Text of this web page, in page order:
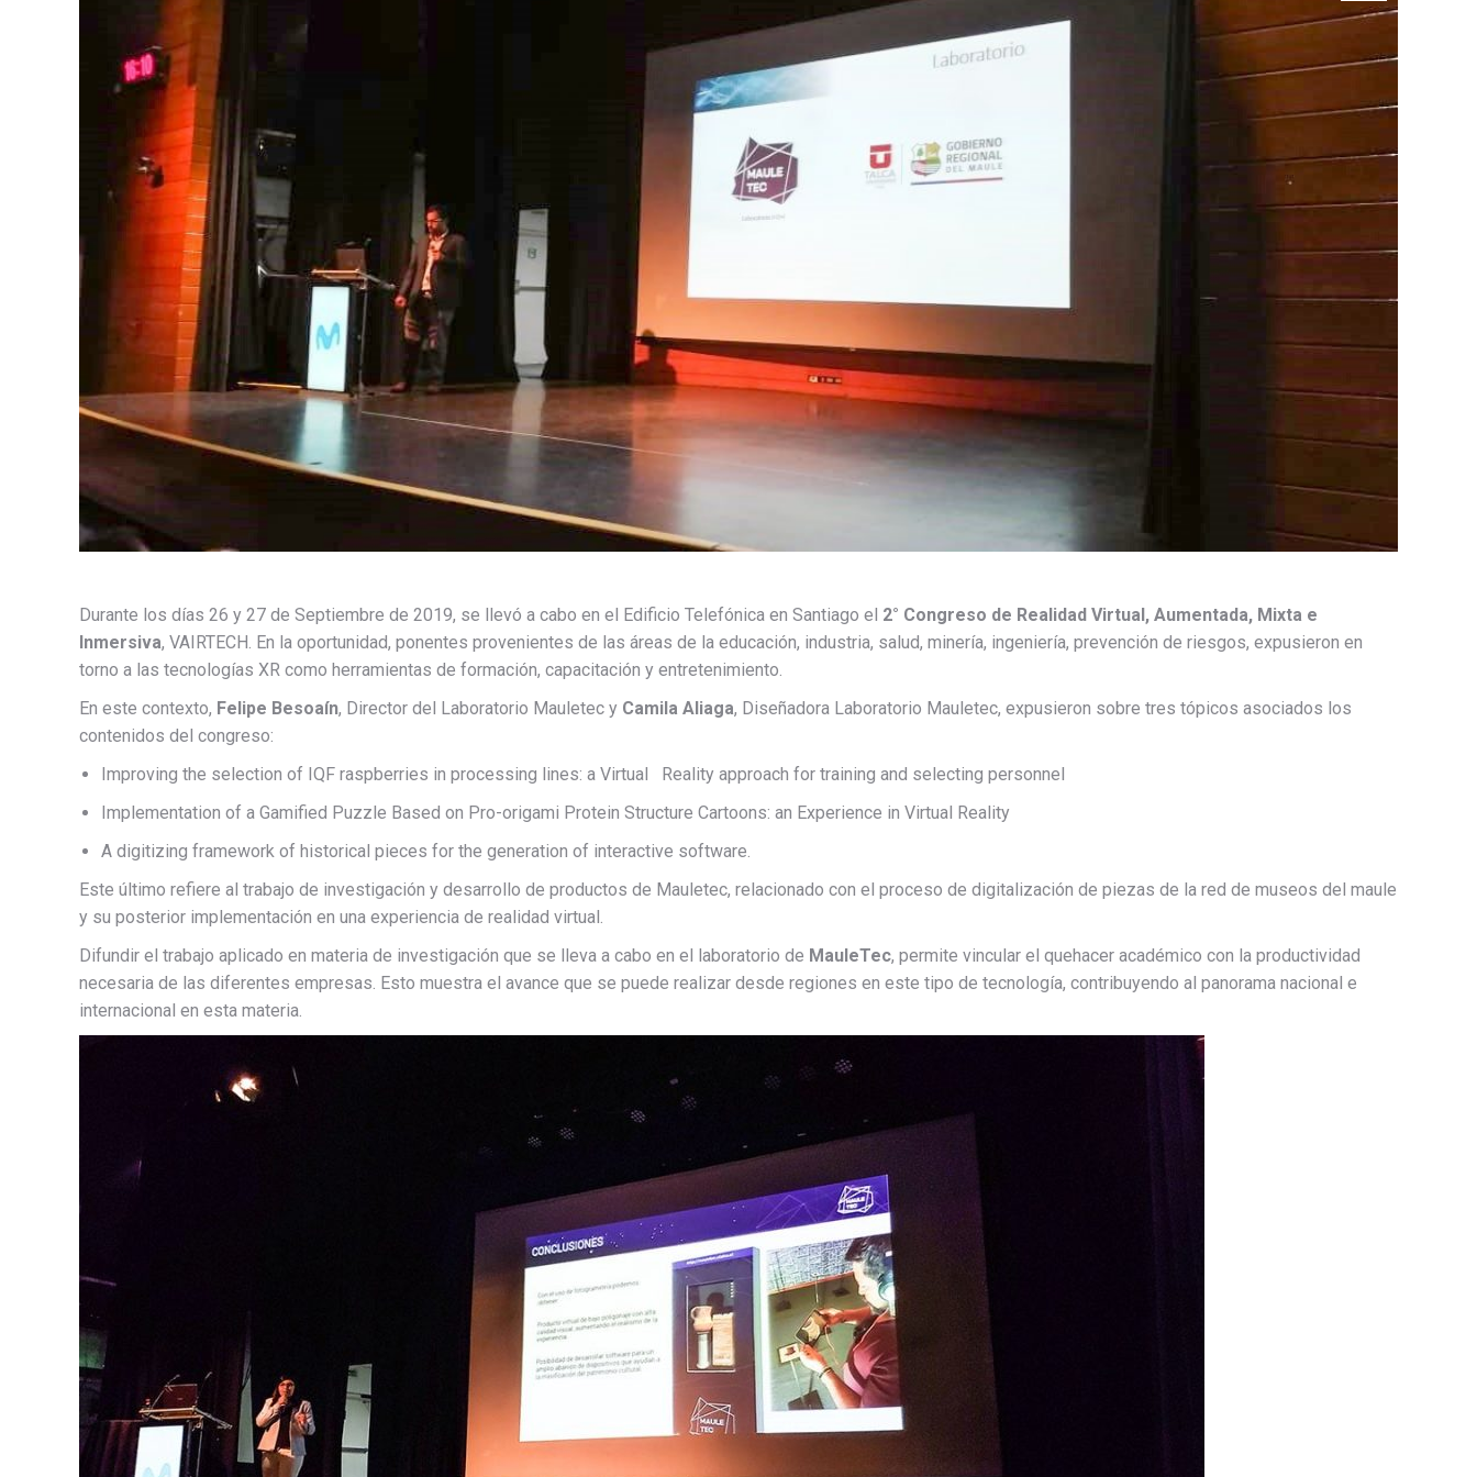
Durante los días 26 y 27 de Septiembre de 2019, se llevó a cabo en el Edificio Telefónica en Santiago el 2° Congreso de Realidad Virtual, Aumentada, Mixta e
Inmersiva, VAIRTECH. En la oportunidad, ponentes provenientes de las áreas de la educación, industria, salud, minería, ingeniería, prevención de riesgos, expusieron en
torno a las tecnologías XR como herramientas de formación, capacitación y entretenimiento.
En este contexto, Felipe Besoaín, Director del Laboratorio Mauletec y Camila Aliaga, Diseñadora Laboratorio Mauletec, expusieron sobre tres tópicos asociados los
contenidos del congreso:
Improving the selection of IQF raspberries in processing lines: a Virtual Reality approach for training and selecting personnel
Implementation of a Gamified Puzzle Based on Pro-origami Protein Structure Cartoons: an Experience in Virtual Reality
A digitizing framework of historical pieces for the generation of interactive software.
Este último refiere al trabajo de investigación y desarrollo de productos de Mauletec, relacionado con el proceso de digitalización de piezas de la red de museos del maule
y su posterior implementación en una experiencia de realidad virtual.
Difundir el trabajo aplicado en materia de investigación que se lleva a cabo en el laboratorio de MauleTec, permite vincular el quehacer académico con la productividad
necesaria de las diferentes empresas. Esto muestra el avance que se puede realizar desde regiones en este tipo de tecnología, contribuyendo al panorama nacional e
internacional en esta materia.